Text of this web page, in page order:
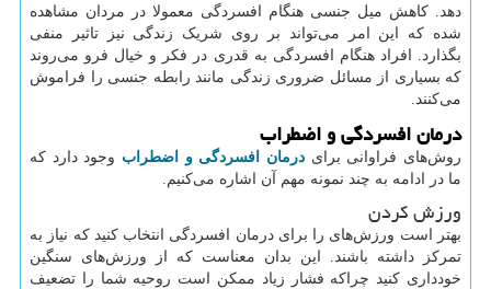
دهد. کاهش میل جنسی هنگام افسردگی معمولا در مردان مشاهده
شده که این امر می‌تواند بر روی شریک زندگی نیز تاثیر منفی
بگذارد. افراد هنگام افسردگی به قدری در فکر و خیال فرو می‌روند
که بسیاری از مسائل ضروری زندگی مانند رابطه جنسی را فراموش
می‌کنند.
درمان افسردگی و اضطراب
روش‌های فراوانی برای درمان افسردگی و اضطراب وجود دارد که
ما در ادامه به چند نمونه مهم آن اشاره می‌کنیم.
ورزش کردن
بهتر است ورزش‌های را برای درمان افسردگی انتخاب کنید که نیاز به
تمرکز داشته باشند. این بدان معناست که از ورزش‌های سنگین
خودداری کنید چراکه فشار زیاد ممکن است روحیه شما را تضعیف